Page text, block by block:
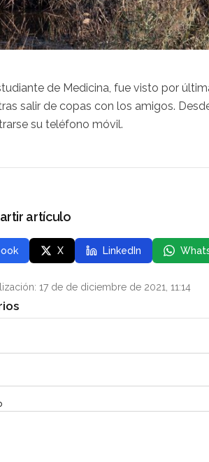
de Medicina, fue visto por
salir de copas con los amigos.
su teléfono móvil.
artículo
X LinkedIn
17 de de diciembre de 2021, 11:14